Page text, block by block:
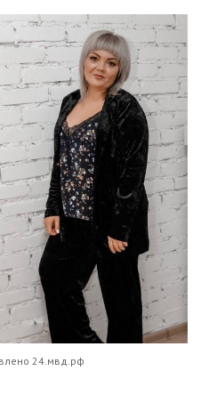
24.мвд.рф